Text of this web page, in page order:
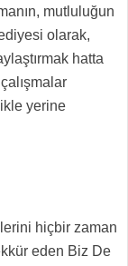
mutluluğun
olarak,
hatta
yerine
hiçbir zaman
eden Biz De